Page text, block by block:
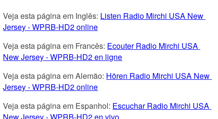
Veja esta página em Inglês: Listen Radio Mirchi USA New
Jersey - WPRB-HD2 online
Veja esta página em Francês: Ecouter Radio Mirchi USA
New Jersey - WPRB-HD2 en ligne
Veja esta página em Alemão: Hören Radio Mirchi USA New
Jersey - WPRB-HD2 online
Veja esta página em Espanhol: Escuchar Radio Mirchi USA
New Jersey - WPRB-HD2 en vivo